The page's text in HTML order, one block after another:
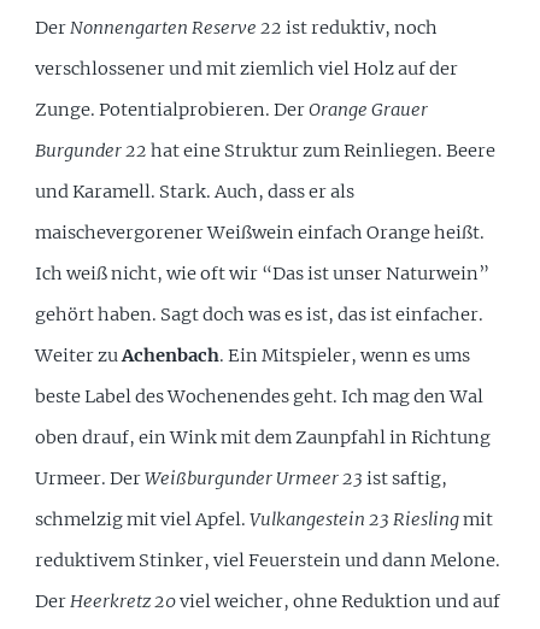
DerNonnengarten Reserve 22 ist reduktiv, noch
verschlossener und mit ziemlich viel Holz auf der
Zunge. Potentialprobieren. DerOrange Grauer
Burgunder 22 hat eine Struktur zum Reinliegen. Beere
und Karamell. Stark. Auch, dass er als
maischevergorener Weißwein einfach Orange heißt.
Ich weiß nicht, wie oft wir “Das ist unser Naturwein”
gehört haben. Sagt doch was es ist, das ist einfacher.
Weiter zuAchenbach. Ein Mitspieler, wenn es ums
beste Label des Wochenendes geht. Ich mag den Wal
oben drauf, ein Wink mit dem Zaunpfahl in Richtung
Urmeer. DerWeißburgunder Urmeer 23 ist saftig,
schmelzig mit viel Apfel.Vulkangestein 23 Rieslingmit
reduktivem Stinker, viel Feuerstein und dann Melone.
DerHeerkretz 20viel weicher, ohne Reduktion und auf